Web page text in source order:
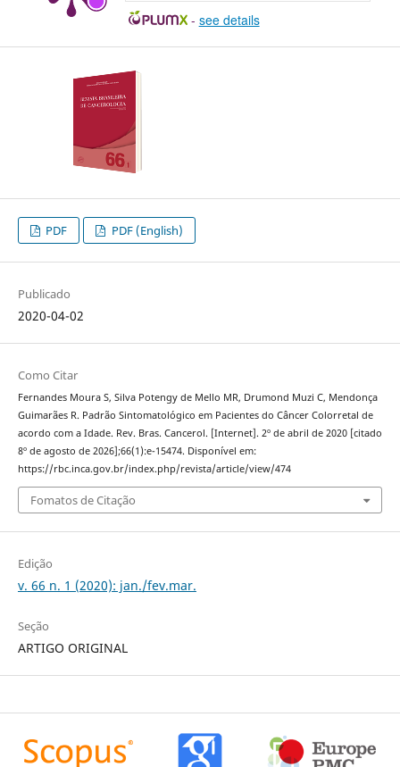
- see details
PDF PDF (English)
Publicado
2020-04-02
Como Citar
Fernandes Moura S, Silva Potengy de Mello MR, Drumond Muzi C, Mendonça
Guimarães R. Padrão Sintomatológico em Pacientes do Câncer Colorretal de
acordo com a Idade. Rev. Bras. Cancerol. [Internet]. 2º de abril de 2020 [citado
8º de agosto de 2026];66(1):e-15474. Disponível em:
https://rbc.inca.gov.br/index.php/revista/article/view/474
Fomatos de Citação
Edição
v. 66 n. 1 (2020): jan./fev.mar.
Seção
ARTIGO ORIGINAL